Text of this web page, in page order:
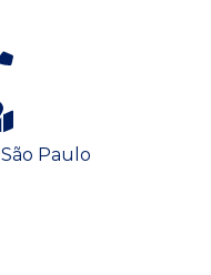
São Paulo